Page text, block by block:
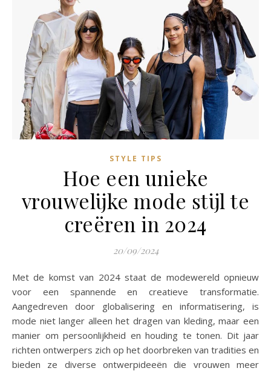
STYLE TIPS
Hoe een unieke
vrouwelijke mode stijl te
creëren in 2024
20/09/2024
Met de komst van 2024 staat de modewereld opnieuw
voor een spannende en creatieve transformatie.
Aangedreven door globalisering en informatisering, is
mode niet langer alleen het dragen van kleding, maar een
manier om persoonlijkheid en houding te tonen. Dit jaar
richten ontwerpers zich op het doorbreken van tradities en
bieden ze diverse ontwerpideeën die vrouwen meer